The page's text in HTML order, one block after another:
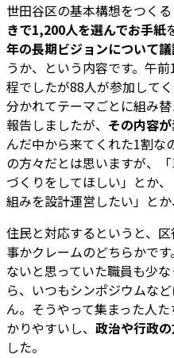
世田谷区の基本構想をつくる
きで1,200人を選んでお手紙
年の長期ビジョンについて
うか、という内容です。午
程でしたが88人が参加して
分かれてテーマごとに組み
報告しましたが、 その内容
んだ中から来てくれた1割な
の方々だとは思いますが、
づくりをしてほしい」とか
組みを設計運営したい」とか
住民と対応するというと、
事かクレームのどちらかで
ないと思っていた職員も少
ら、いつもシンポジウムな
ん。そうやって集まった人
かりやすいし、 政治や行政
した。